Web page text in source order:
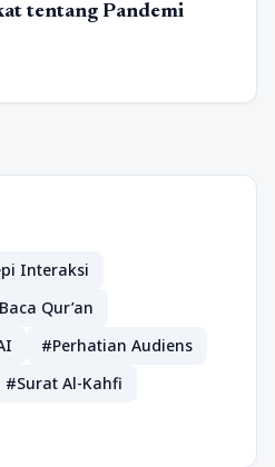
tentang Pandemi
Interaksi
Qur’an
#Perhatian Audiens
#Surat Al-Kahfi